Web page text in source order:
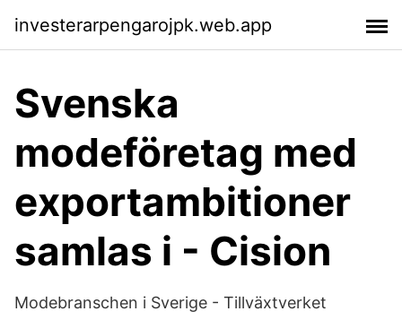
investerarpengarojpk.web.app
Svenska
modeföretag med
exportambitioner
samlas i - Cision
Modebranschen i Sverige - Tillväxtverket